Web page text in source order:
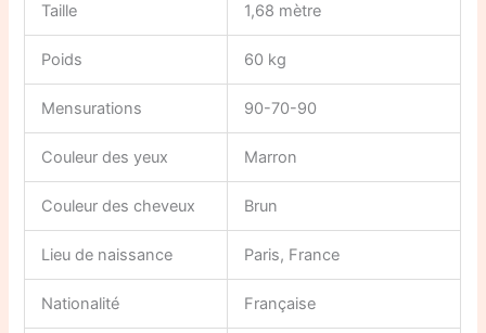
Taille 1,68 mètre
Poids 60 kg
Mensurations 90-70-90
Couleur des yeux Marron
Couleur des cheveux Brun
Lieu de naissance Paris, France
Nationalité Française